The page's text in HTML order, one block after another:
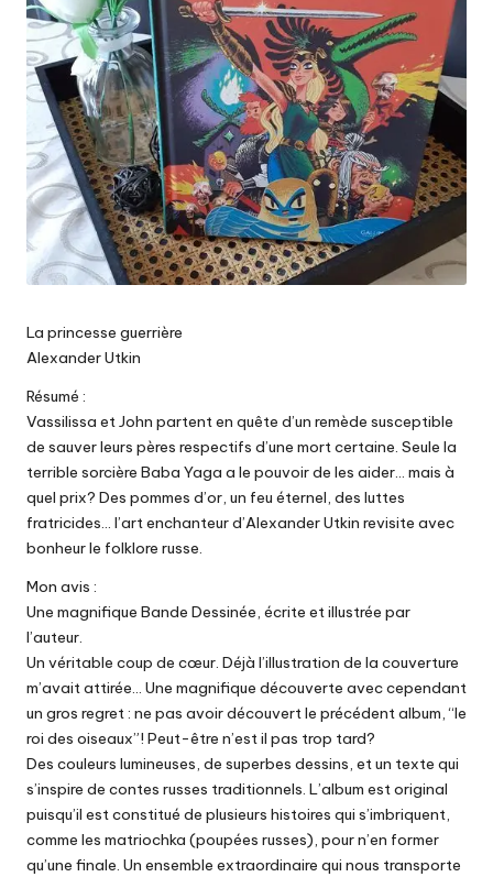
La princesse guerrière
Alexander Utkin
Résumé :
Vassilissa et John partent en quête d’un remède susceptible
de sauver leurs pères respectifs d’une mort certaine. Seule la
terrible sorcière Baba Yaga a le pouvoir de les aider… mais à
quel prix? Des pommes d’or, un feu éternel, des luttes
fratricides… l’art enchanteur d’Alexander Utkin revisite avec
bonheur le folklore russe.
Mon avis :
Une magnifique Bande Dessinée, écrite et illustrée par
l’auteur.
Un véritable coup de cœur. Déjà l’illustration de la couverture
m’avait attirée… Une magnifique découverte avec cependant
un gros regret : ne pas avoir découvert le précédent album, “le
roi des oiseaux”! Peut-être n’est il pas trop tard?
Des couleurs lumineuses, de superbes dessins, et un texte qui
s’inspire de contes russes traditionnels. L’album est original
puisqu’il est constitué de plusieurs histoires qui s’imbriquent,
comme les matriochka (poupées russes), pour n’en former
qu’une finale. Un ensemble extraordinaire qui nous transporte